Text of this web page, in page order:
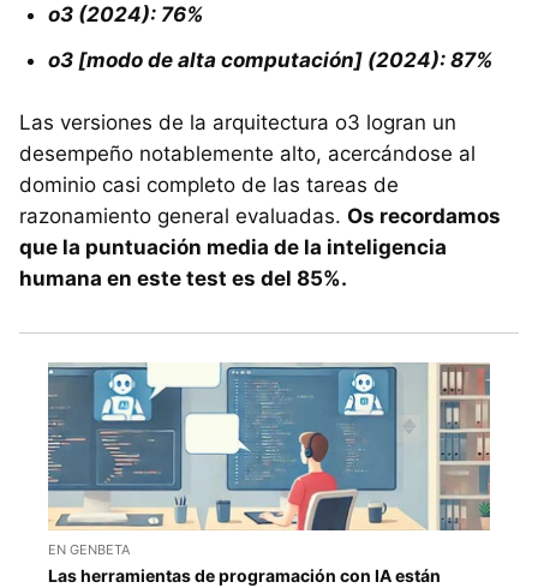
o3 (2024): 76%
o3 [modo de alta computación] (2024): 87%
Las versiones de la arquitectura o3 logran un
desempeño notablemente alto, acercándose al
dominio casi completo de las tareas de
razonamiento general evaluadas. Os recordamos
que la puntuación media de la inteligencia
humana en este test es del 85%.
EN GENBETA
Las herramientas de programación con IA están